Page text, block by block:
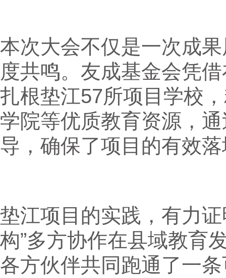
本次大会不仅是一次成
度共鸣。友成基金会凭
扎根垫江57所项目学校
学院等优质教育资源，
导，确保了项目的有效
垫江项目的实践，有力
构”多方协作在县域教育
各方伙伴共同跑通了一